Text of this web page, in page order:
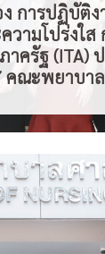
การปฏิบัติ
วามโปร่งใส
ครัฐ (ITA)
คณะพยาบา